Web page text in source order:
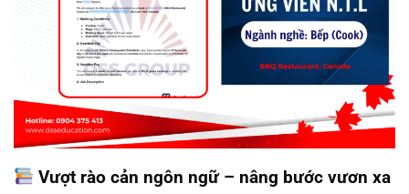
Vượt rào cản ngôn ngữ – nâng bước vươn xa